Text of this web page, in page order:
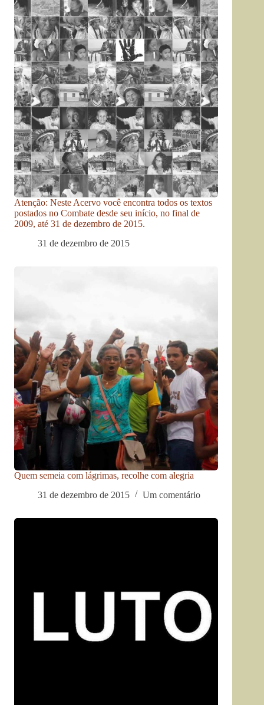
Atenção: Neste Acervo você encontra todos os textos
postados no Combate desde seu início, no final de
2009, até 31 de dezembro de 2015.
31 de dezembro de 2015
Quem semeia com lágrimas, recolhe com alegria
31 de dezembro de 2015
Um comentário